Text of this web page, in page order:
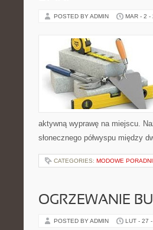
POSTED BY ADMIN MAR - 2 -
aktywną wyprawę na miejscu.
słonecznego półwyspu między
CATEGORIES: MODOWE
OGRZEWANIE
POSTED BY ADMIN LUT - 27